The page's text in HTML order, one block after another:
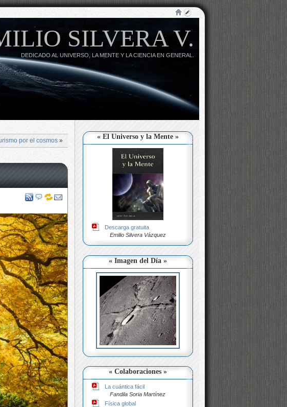
SILVERA V.
DEDICADO AL UNIVERSO, LA MENTE Y LA CIENCIA EN GENERAL.
« El Universo y la Mente »
Descarga gratuita
Emilio Silvera Vázquez
« Imagen del Día »
« Colaboraciones »
La cuántica fácil
Fandila Soria Martínez
Física global
por el cosmos »